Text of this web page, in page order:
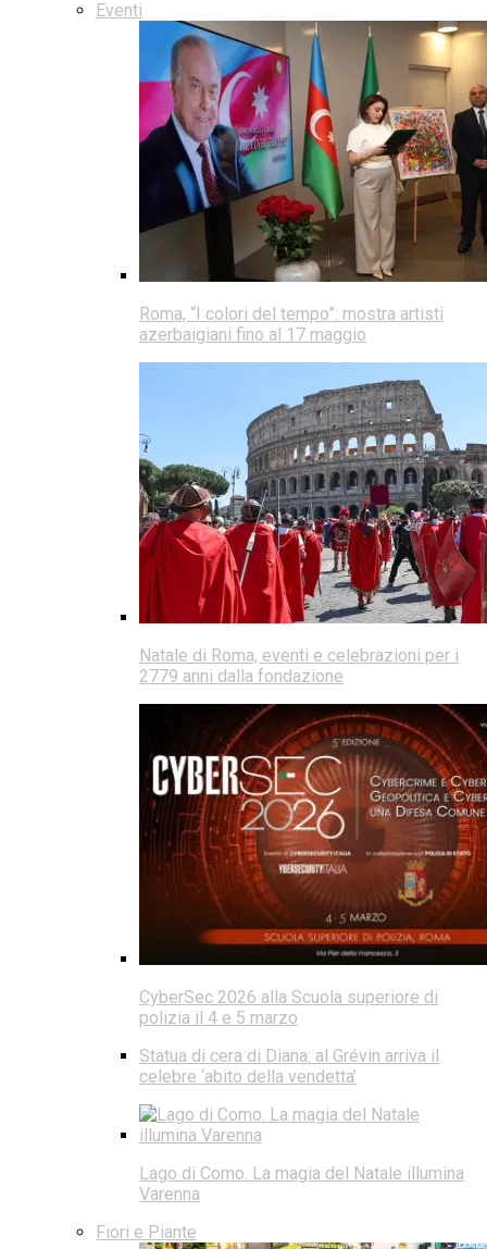
Eventi
Roma, “I colori del tempo”: mostra artisti
azerbaigiani fino al 17 maggio
Natale di Roma, eventi e celebrazioni per i
2779 anni dalla fondazione
CyberSec 2026 alla Scuola superiore di
polizia il 4 e 5 marzo
Statua di cera di Diana: al Grévin arriva il
celebre ‘abito della vendetta’
Lago di Como. La magia del Natale illumina
Varenna
Fiori e Piante